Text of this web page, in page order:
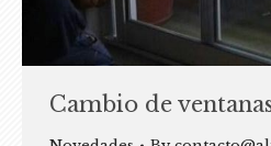
Cambio de